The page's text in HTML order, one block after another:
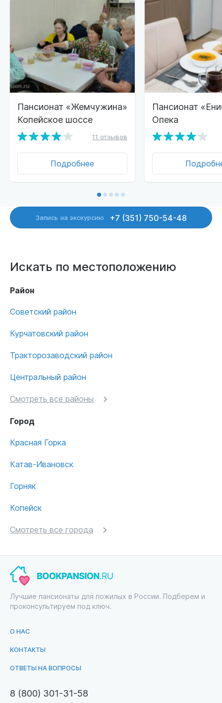
Пансионат «Жемчужина»
Копейское шоссе
11 отзывов
Подробнее
Пансионат
Опека
Запись на экскурсию +7 (351) 750-54-48
Искать по местоположению
Район
Советский район
Курчатовский район
Тракторозаводский район
Центральный район
Смотреть все районы
Город
Красная Горка
Катав-Ивановск
Горняк
Копейск
Смотреть все города
Лучшие пансионаты для пожилых в России. Подберем и
проконсультируем под ключ.
О НАС
КОНТАКТЫ
ОТВЕТЫ НА ВОПРОСЫ
8 (800) 301-31-58